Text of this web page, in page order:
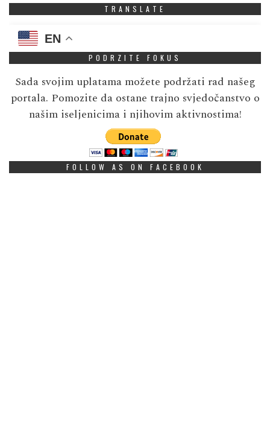
TRANSLATE
EN
PODRZITE FOKUS
Sada svojim uplatama možete podržati rad našeg
portala. Pomozite da ostane trajno svjedočanstvo o
našim iseljenicima i njihovim aktivnostima!
FOLLOW AS ON FACEBOOK